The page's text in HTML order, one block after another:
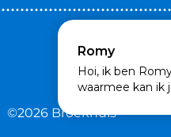
©2026 Broekhuis
Romy
Hoi, ik ben
waarmee kan ik